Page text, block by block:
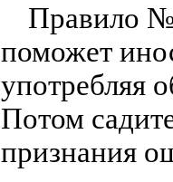
Правило №
поможет
употребляя
Потом
признания